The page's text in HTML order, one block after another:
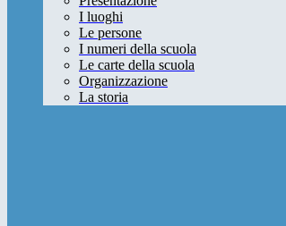
I luoghi
Le persone
I numeri della scuola
Le carte della scuola
Organizzazione
La storia